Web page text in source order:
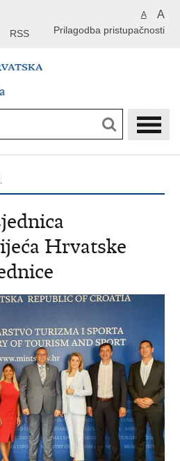
A A
Prilagodba pristupačnosti
RSS
Hrvatske